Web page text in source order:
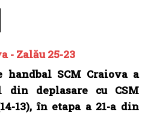
SCM Craiova a
din deplasare cu CSM
13), în etapa a 21-a din